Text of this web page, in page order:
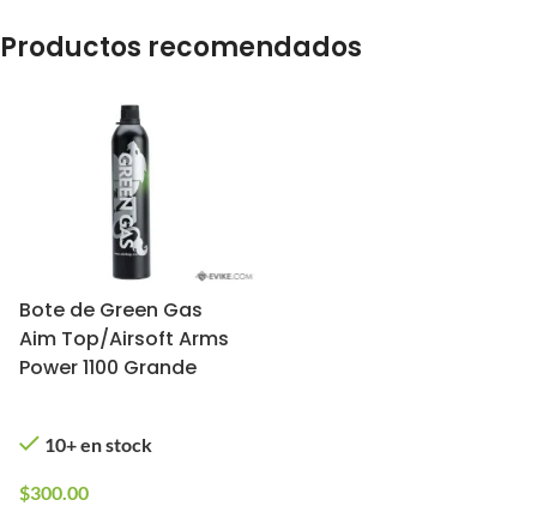
Productos recomendados
Bote de Green Gas
Aim Top/Airsoft Arms
Power 1100 Grande
10+ en stock
$300.00